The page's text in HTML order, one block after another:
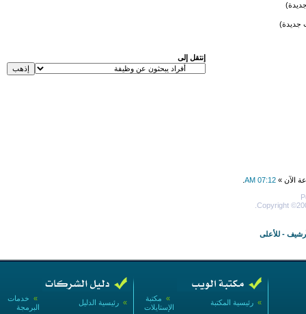
جديدة)
إنتقل إلى
الآن » 07:12 AM
Copyright
- للأعلى
» خدمات
البرمجة
» رئيسية الدليل
» مكتبة
الإستايلات
» رئيسية المكتبة